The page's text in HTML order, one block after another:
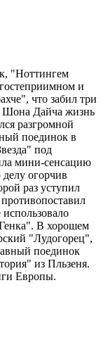
"Ноттингем
и
что забил три
Шона Дайча жизнь
разгромной
поединок в
под
мини-сенсацию
огорчив
раз уступил
В хорошем
"Лудогорец",
поединок
из Пльзеня.
Европы.